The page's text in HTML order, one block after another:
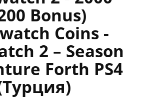
Bonus)
Coins -
2 – Season
Forth PS4